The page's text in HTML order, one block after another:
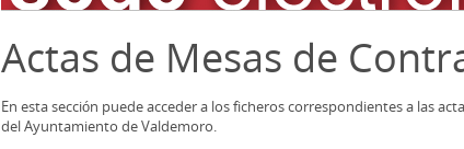
Actas de Mesas de
En esta sección puede acceder a los ficheros correspondientes a las
del Ayuntamiento de Valdemoro.